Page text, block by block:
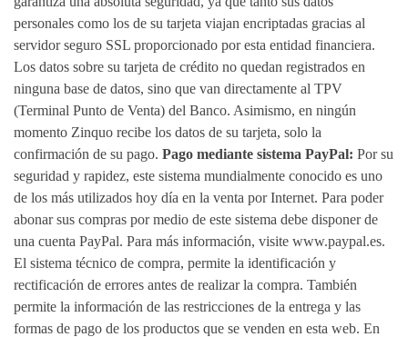
personales como los de su tarjeta viajan encriptadas gracias al
servidor seguro SSL proporcionado por esta entidad financiera.
Los datos sobre su tarjeta de crédito no quedan registrados en
ninguna base de datos, sino que van directamente al TPV
(Terminal Punto de Venta) del Banco. Asimismo, en ningún
momento Zinquo recibe los datos de su tarjeta, solo la
confirmación de su pago. Pago mediante sistema PayPal: Por su
seguridad y rapidez, este sistema mundialmente conocido es uno
de los más utilizados hoy día en la venta por Internet. Para poder
abonar sus compras por medio de este sistema debe disponer de
una cuenta PayPal. Para más información, visite www.paypal.es.
El sistema técnico de compra, permite la identificación y
rectificación de errores antes de realizar la compra. También
permite la información de las restricciones de la entrega y las
formas de pago de los productos que se venden en esta web. En